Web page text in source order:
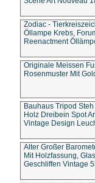
Zodiac -
Öllampe Krebs,
Reenactment
Originale Meissen
Rosenmuster Mit
Bauhaus Tripod
Holz Dreibein Spot
Vintage Design
Alter Großer
Mit Holzfassung, Glas
Geschliffen Vintage